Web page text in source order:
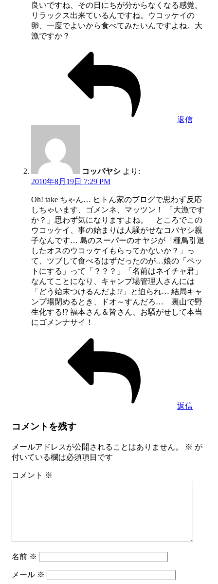
良いですね、その日にちが分からなくなる感覚。
リラックス出来ているんですね。ウコッケイの
卵、一度でよいから食べてみたいんですよね。大
漁ですか？
返信
コッバヤシ より:
2010年8月19日 7:29 PM
Oh! take ちゃん… ヒトん家のブログで思わず反応
しちゃいます、ゴメンネ、マッツン！ 「大漁です
か？」思わず気になりますよね。 ところでこの
ウコッケイ、事の始まりは人騒がせなコバヤシ親
子なんです… 島のスーパーのオヤジが「種鳥引退
したオスのウコッケイもらってかないか？」っ
て、ツブして食べるはずだったのが…娘の「ペッ
トにする」って「？？？」「名前はネイチャ君」
なんてことになり、キャンプ場管理人さんには
「どう始末つけるんだよ!?」と迫られ… 結局キャ
ンプ場閉めるとき、ドオ～すんだろ… 裏山で野
生化する!? 福本さん＆皆さん、お騒がせして本当
にゴメンナサイ！
返信
コメントを残す
メールアドレスが公開されることはありません。 ※ が
付いている欄は必須項目です
コメント ※
名前 ※
メール ※